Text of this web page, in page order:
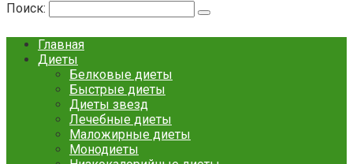
Поиск:
Главная
Диеты
Белковые диеты
Быстрые диеты
Диеты звезд
Лечебные диеты
Маложирные диеты
Монодиеты